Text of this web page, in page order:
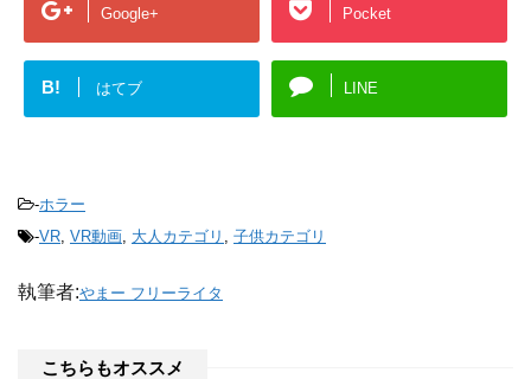
Google+ Pocket
B! はてブ LINE
-ホラー
-VR VR動画 大人カテゴリ 子供カテゴリ
執筆者:やまー フリーライタ
こちらもオススメ